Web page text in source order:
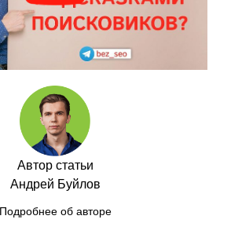
Автор статьи
Андрей Буйлов
Подробнее об авторе